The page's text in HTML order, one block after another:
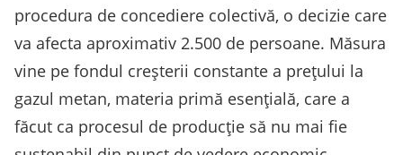
procedura de concediere colectivă, o decizie care
va afecta aproximativ 2.500 de persoane. Măsura
vine pe fondul creșterii constante a prețului la
gazul metan, materia primă esențială, care a
făcut ca procesul de producție să nu mai fie